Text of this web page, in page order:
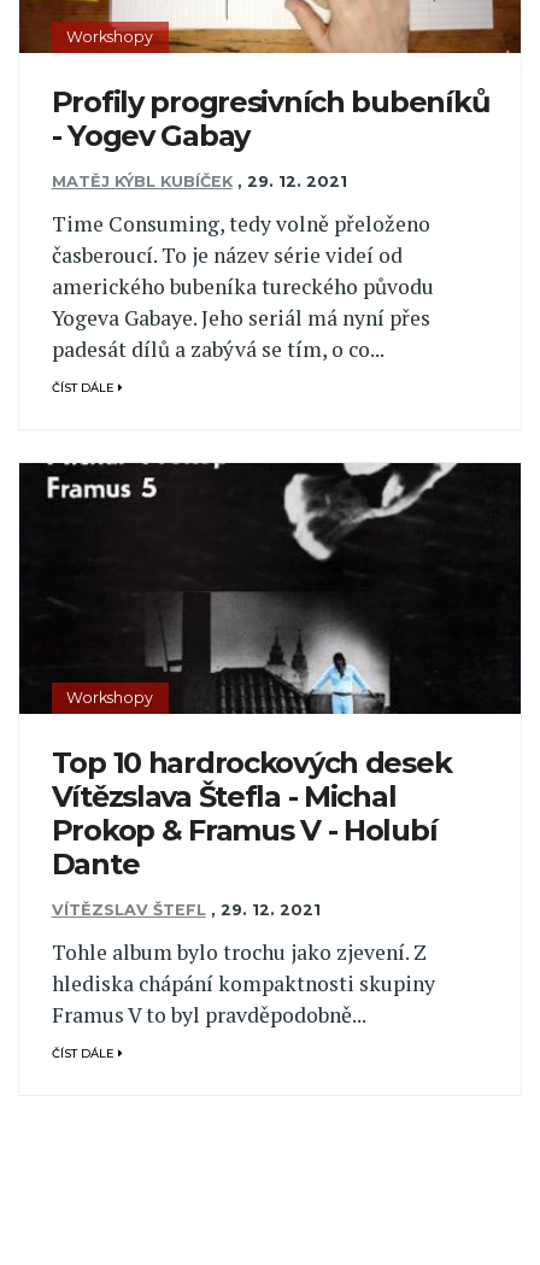
Workshopy
Profily progresivních bubeníků
- Yogev Gabay
MATĚJ KÝBL KUBÍČEK , 29. 12. 2021
Time Consuming, tedy volně přeloženo
časberoucí. To je název série videí od
amerického bubeníka tureckého původu
Yogeva Gabaye. Jeho seriál má nyní přes
padesát dílů a zabývá se tím, o co...
ČÍST DÁLE
Workshopy
Top 10 hardrockových desek
Vítězslava Štefla - Michal
Prokop & Framus V - Holubí
Dante
VÍTĚZSLAV ŠTEFL , 29. 12. 2021
Tohle album bylo trochu jako zjevení. Z
hlediska chápání kompaktnosti skupiny
Framus V to byl pravděpodobně...
ČÍST DÁLE